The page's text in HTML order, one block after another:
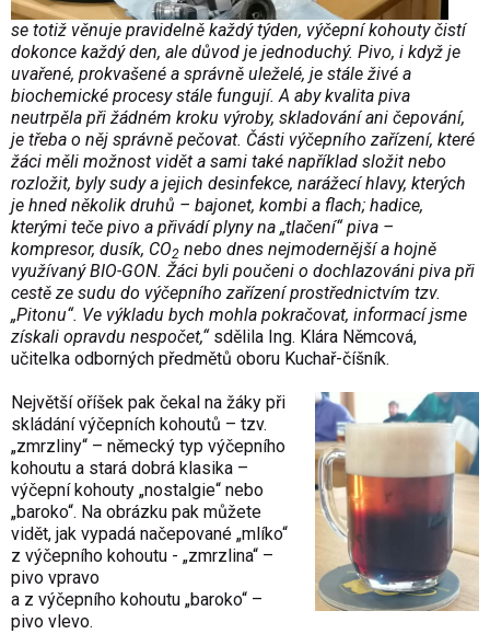
se totiž věnuje pravidelně každý týden, výčepní kohouty čistí
dokonce každý den, ale důvod je jednoduchý. Pivo, i když je
uvařené, prokvašené a správně uleželé, je stále živé a
biochemické procesy stále fungují. A aby kvalita piva
neutrpěla při žádném kroku výroby, skladování ani čepování,
je třeba o něj správně pečovat. Části výčepního zařízení, které
žáci měli možnost vidět a sami také například složit nebo
rozložit, byly sudy a jejich desinfekce, narážecí hlavy, kterých
je hned několik druhů – bajonet, kombi a flach; hadice,
kterými teče pivo a přivádí plyny na „tlačení“ piva –
kompresor, dusík, CO2 nebo dnes nejmodernější a hojně
využívaný BIO-GON. Žáci byli poučeni o dochlazováni piva při
cestě ze sudu do výčepního zařízení prostřednictvím tzv.
„Pitonu“. Ve výkladu bych mohla pokračovat, informací jsme
získali opravdu nespočet,“ sdělila Ing. Klára Němcová,
učitelka odborných předmětů oboru Kuchař-číšník.
Největší oříšek pak čekal na žáky při
skládání výčepních kohoutů – tzv.
„zmrzliny“ – německý typ výčepního
kohoutu a stará dobrá klasika –
výčepní kohouty „nostalgie“ nebo
„baroko“. Na obrázku pak můžete
vidět, jak vypadá načepované „mlíko“
z výčepního kohoutu - „zmrzlina“ –
pivo vpravo
a z výčepního kohoutu „baroko“ –
pivo vlevo.